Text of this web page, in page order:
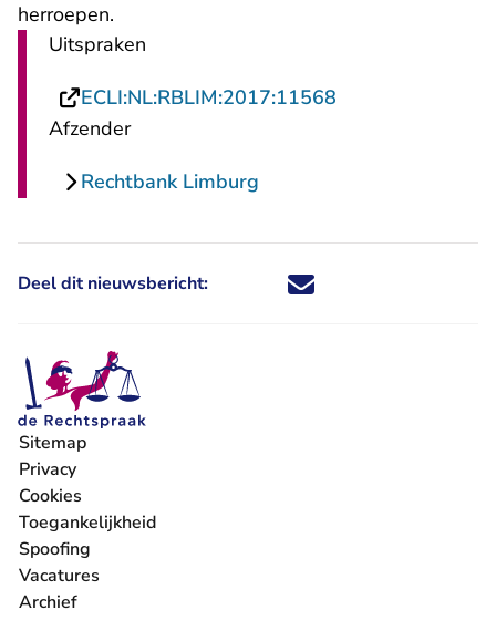
herroepen.
Uitspraken
ECLI:NL:RBLIM:2017:11568
Afzender
Rechtbank Limburg
Deel dit nieuwsbericht: Deel dit nieuwsbericht via X -
Deel dit nieuwsbericht via
Deel dit nieuwsbericht
Deel dit
Sitemap
Privacy
Cookies
Toegankelijkheid
Spoofing
Vacatures
- U verlaat Rechtspraak.nl
Archief